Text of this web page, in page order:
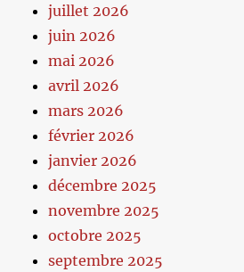
juillet 2026
juin 2026
mai 2026
avril 2026
mars 2026
février 2026
janvier 2026
décembre 2025
novembre 2025
octobre 2025
septembre 2025